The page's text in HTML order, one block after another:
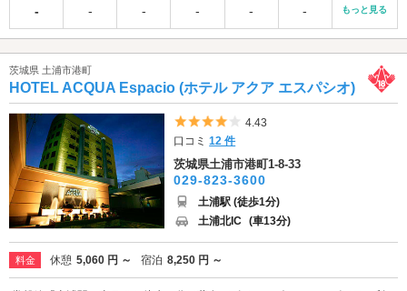
-
-
-
-
-
-
もっと見る
茨城県 土浦市港町
HOTEL ACQUA Espacio (ホテル アクア エスパシオ)
5つ星のうち4
4.43
口コミ12 件
茨城県土浦市港町1-8-33
029-823-3600
土浦駅 (徒歩1分)
土浦北IC (車13分)
料金 休憩 5,060 円 ～ 宿泊 8,250 円 ～